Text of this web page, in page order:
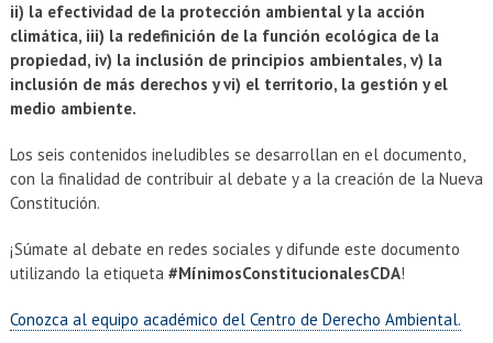
ii) la efectividad de la protección ambiental y la acción
climática, iii) la redefinición de la función ecológica de la
propiedad, iv) la inclusión de principios ambientales, v) la
inclusión de más derechos y vi) el territorio, la gestión y el
medio ambiente.
Los seis contenidos ineludibles se desarrollan en el documento,
con la finalidad de contribuir al debate y a la creación de la Nueva
Constitución.
¡Súmate al debate en redes sociales y difunde este documento
utilizando la etiqueta #MínimosConstitucionalesCDA!
Conozca al equipo académico del Centro de Derecho Ambiental.